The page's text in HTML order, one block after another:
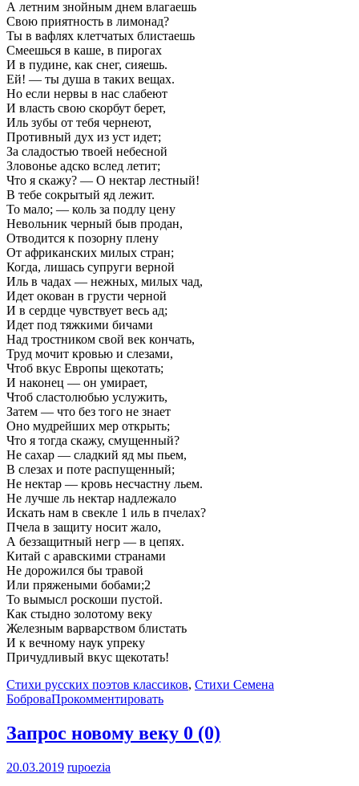
А летним знойным днем влагаешь
Свою приятность в лимонад?
Ты в вафлях клетчатых блистаешь
Смеешься в каше, в пирогах
И в пудине, как снег, сияешь.
Ей! — ты душа в таких вещах.
Но если нервы в нас слабеют
И власть свою скорбут берет,
Иль зубы от тебя чернеют,
Противный дух из уст идет;
За сладостью твоей небесной
Зловонье адско вслед летит;
Что я скажу? — О нектар лестный!
В тебе сокрытый яд лежит.
То мало; — коль за подлу цену
Невольник черный быв продан,
Отводится к позорну плену
От африканских милых стран;
Когда, лишась супруги верной
Иль в чадах — нежных, милых чад,
Идет окован в грусти черной
И в сердце чувствует весь ад;
Идет под тяжкими бичами
Над тростником свой век кончать,
Труд мочит кровью и слезами,
Чтоб вкус Европы щекотать;
И наконец — он умирает,
Чтоб сластолюбью услужить,
Затем — что без того не знает
Оно мудрейших мер открыть;
Что я тогда скажу, смущенный?
Не сахар — сладкий яд мы пьем,
В слезах и поте распущенный;
Не нектар — кровь несчастну льем.
Не лучше ль нектар надлежало
Искать нам в свекле 1 иль в пчелах?
Пчела в защиту носит жало,
А беззащитный негр — в цепях.
Китай с аравскими странами
Не дорожился бы травой
Или пряжеными бобами;2
То вымысл роскоши пустой.
Как стыдно золотому веку
Железным варварством блистать
И к вечному наук упреку
Причудливый вкус щекотать!
Стихи русских поэтов классиков, Стихи Семена
БоброваПрокомментировать
Запрос новому веку 0 (0)
20.03.2019 rupoezia